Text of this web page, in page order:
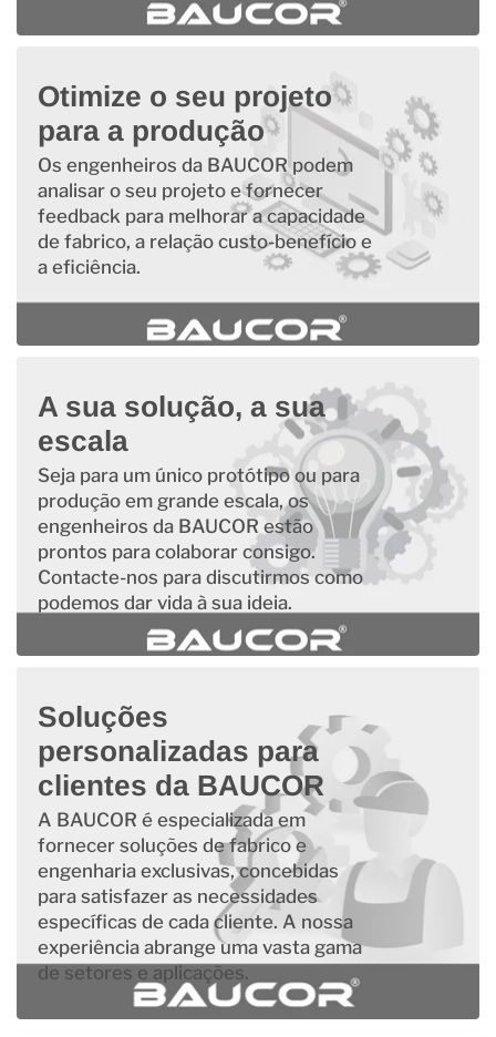
Otimize o seu projeto
para a produção
Os engenheiros da BAUCOR podem
analisar o seu projeto e fornecer
feedback para melhorar a capacidade
de fabrico, a relação custo-benefício e
a eficiência.
A sua solução, a sua
escala
Seja para um único protótipo ou para
produção em grande escala, os
engenheiros da BAUCOR estão
prontos para colaborar consigo.
Contacte-nos para discutirmos como
podemos dar vida à sua ideia.
Soluções
personalizadas para
clientes da BAUCOR
A BAUCOR é especializada em
fornecer soluções de fabrico e
engenharia exclusivas, concebidas
para satisfazer as necessidades
específicas de cada cliente. A nossa
experiência abrange uma vasta gama
de setores e aplicações.